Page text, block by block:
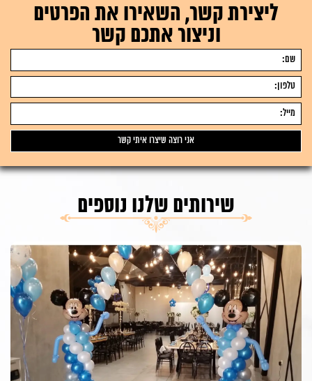
ליצירת קשר, השאירו את הפרטים
וניצור אתכם קשר
שירותים שלנו נוספים